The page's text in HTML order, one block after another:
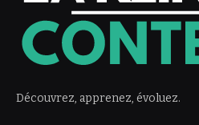
Découvrez, apprenez, évoluez.